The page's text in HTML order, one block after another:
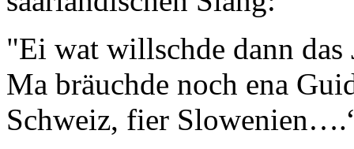
"Ei wat willschde dann das
Ma bräuchde noch ena
Schweiz, fier